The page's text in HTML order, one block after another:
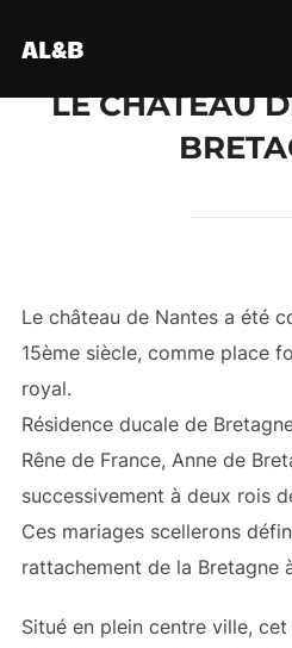
AL&B
LE CHÂTEAU
Le château de Nantes a été
15ème siècle, comme place
royal.
Résidence ducale de
Rêne de France, Anne de
successivement à deux rois
Ces mariages scellerons
rattachement de la Bretagne
Situé en plein centre ville,